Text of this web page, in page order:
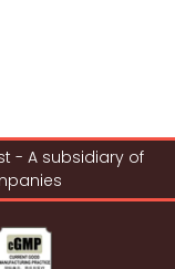
- A subsidiary of